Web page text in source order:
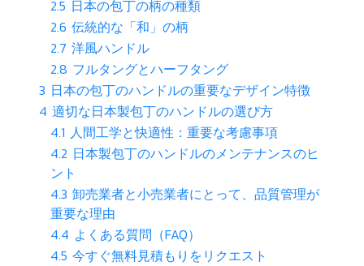
2.5 日本の包丁の柄の種類
2.6 伝統的な「和」の柄
2.7 洋風ハンドル
2.8 フルタングとハーフタング
3 日本の包丁のハンドルの重要なデザイン特徴
4 適切な日本製包丁のハンドルの選び方
4.1 人間工学と快適性：重要な考慮事項
4.2 日本製包丁のハンドルのメンテナンスのヒ
ント
4.3 卸売業者と小売業者にとって、品質管理が
重要な理由
4.4 よくある質問（FAQ）
4.5 今すぐ無料見積もりをリクエスト